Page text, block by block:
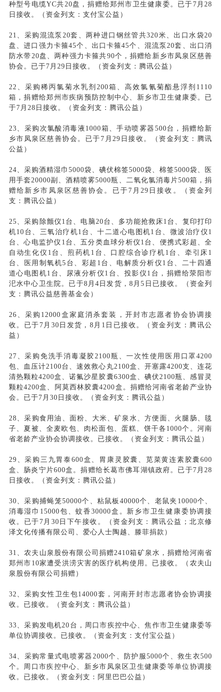
种型号电缆YC共20盘，捐赠给郑州市卫生健康委。已于7月28
日接收。（资金列支：支付宝公益）
21、采购混流泵20套、两种进口钢丝管共320米、出口水袋20
盘、进口强力卡箍45个、出口卡箍45个、混流泵20套、出口消
防水带20盘、两种强力卡箍共90个，捐赠给新乡市凤泉区慈善
协会。已于7月29日接收。（资金列支：腾讯公益）
22、采购稀丙氯菊水乳剂200箱、高效氯氰菊酯悬浮剂1110
箱，捐赠给郑州市疾病预防控制中心、新乡市卫生健康委。已
于7月28日接收。（资金列支：腾讯公益）
23、采购次氯酸消毒液1000箱、手动喷雾器500台，捐赠给新
乡市凤泉区慈善协会。已于7月29日接收。（资金列支：腾讯
公益）
24、采购酒精湿巾5000袋、碘伏棉签5000袋、棉签5000袋、医
用手套20000副、酒精喷雾5000瓶、二氧化氯消毒片500箱，捐
赠给新乡市凤泉区慈善协会。已于7月29日接收。（资金列
支：腾讯公益）
25、采购除颤仪1台、电脑20台、多功能抢救床1台、复印打印
机10台、三氧治疗机1台、十二道心电图机1台、微波治疗仪1
台、心电监护仪1台、五分类血球分析仪1台、便携式彩超、全
自动生化仪1台、煎药机1台、口腔综合诊疗机1台、牵引床1
台、医用制氧机5台、彩超1台、电解质分析仪1台、二十四通
道心电图机1台、尿液分析仪1台、投影仪1台，捐赠给荥阳市
汜水中心卫生院。已于8月4日发货，8月5日已接收。（资金列
支：腾讯公益慈善基金会）
26、采购12000盒家庭消杀套装，开封市志愿者协会协调接
收。已于7月30日发货，8月1日已接收。（资金列支：腾讯公
益）
27、采购免洗手消毒凝胶2100瓶、一次性使用医用口罩4200
包、血压计2100台、速效救心丸2100盒、开塞露4200支、连花
清热颗粒4200盒、诺氟沙星胶囊6300盒、碘伏2100瓶、感冒灵
颗粒4200盒、阿莫西林胶囊4200盒。捐赠给河南省老龄产业协
会。已于7月30日接收。（资金列支：腾讯公益）
28、采购食用油、面粉、大米、矿泉水、方便面、火腿肠、毯
子、夏被、全麦欧包、肉松面包、蛋糕、饼干各1000个。河南
省老龄产业协会协调接收。已接收。（资金列支：腾讯公益）
29、采购三九胃泰600盒、胃康灵胶囊、苋菜黄连素胶囊600
盒、肠炎宁片600盒。捐赠给长葛市佛耳湖镇政府。已于7月28
日接收。（资金列支：腾讯公益）
30、采购捕蝇笼50000个、粘鼠板40000个、老鼠夹10000个、
消毒湿巾15000包、蚊香30000盒。新乡市卫生健康委协调接
收。已于7月30日下午接收。（资金列支：腾讯公益；北京修
泽文化传播有限公司、爱心人士陶越、滕菲捐款）
31、农夫山泉股份有限公司捐赠2410箱矿泉水，捐赠给河南省
郑州市10家遭受洪涝灾害的医疗机构使用。已接收。（农夫山
泉股份有限公司捐赠）
32、采购女性卫生包14000套，河南开封市志愿者协会协调接
收。已接收。（资金列支：腾讯公益）
33、采购发电机20台，周口市疾控中心、焦作市卫生健康委等
单位协调接收。已接收。（资金列支：支付宝公益）
34、采购常量式电喷雾器2000个、防护服5000个、救生衣500
个。周口市疾控中心、新乡市凤泉区卫生健康委等单位协调接
收。已接收。（资金列支：阿里巴巴公益）